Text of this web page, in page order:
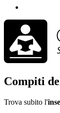
Compiti
Trova subito l'